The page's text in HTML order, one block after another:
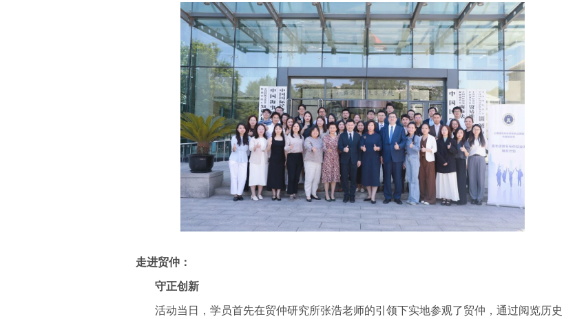
走进贸仲：
守正创新
活动当日，学员首先在贸仲研究所张浩老师的引领下实地参观了贸仲，通过阅览历史